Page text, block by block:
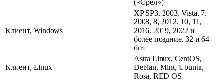
(«Орёл»)
Клиент, Windows
XP SP3, 2003, Vista, 7,
2008, 8, 2012, 10, 11,
2016, 2019, 2022 и
более поздние, 32 и 64-
бит
Клиент, Linux
Astra Linux, CentOS,
Debian, Mint, Ubuntu,
Rosa, RED OS